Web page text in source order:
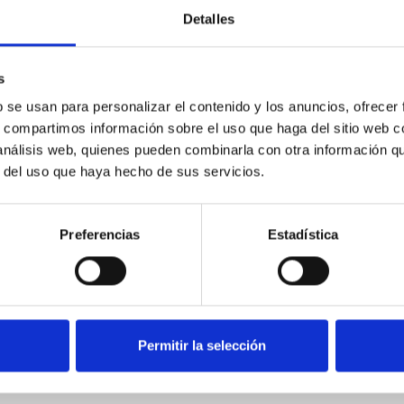
Detalles
usan para personalizar el contenido y los anuncios,
información sobre el uso que haga del sitio web
web, quienes pueden combinarla con otra información
uso que haya hecho de sus servicios.
Preferencias Estadística
Permitir la selección